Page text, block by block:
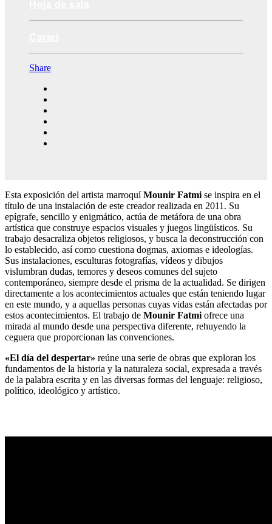
Share
Esta exposición del artista marroquíMounir Fatmi se inspira en el
título de una instalación de este creador realizada en 2011. Su
epígrafe, sencillo y enigmático, actúa de metáfora de una obra
artística que construye espacios visuales y juegos lingüísticos. Su
trabajo desacraliza objetos religiosos, y busca la deconstrucción con
lo establecido, así como cuestiona dogmas, axiomas e ideologías.
Sus instalaciones, esculturas fotografías, vídeos y dibujos
vislumbran dudas, temores y deseos comunes del sujeto
contemporáneo, siempre desde el prisma de la actualidad. Se dirigen
directamente a los acontecimientos actuales que están teniendo lugar
en este mundo, y a aquellas personas cuyas vidas están afectadas por
estos acontecimientos. El trabajo de Mounir Fatmi ofrece una
mirada al mundo desde una perspectiva diferente, rehuyendo la
ceguera que proporcionan las convenciones.
«El día del despertar» reúne una serie de obras que exploran los
fundamentos de la historia y la naturaleza social, expresada a través
de la palabra escrita y en las diversas formas del lenguaje: religioso,
político, ideológico y artístico.